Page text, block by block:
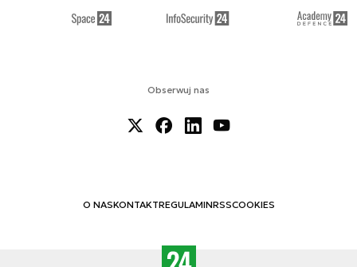
Obserwuj nas
O NASKONTAKTREGULAMINRSSCOOKIES